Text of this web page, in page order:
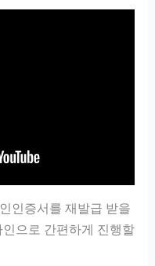
인증서를 재발급 받을
으로 간편하게 진행할